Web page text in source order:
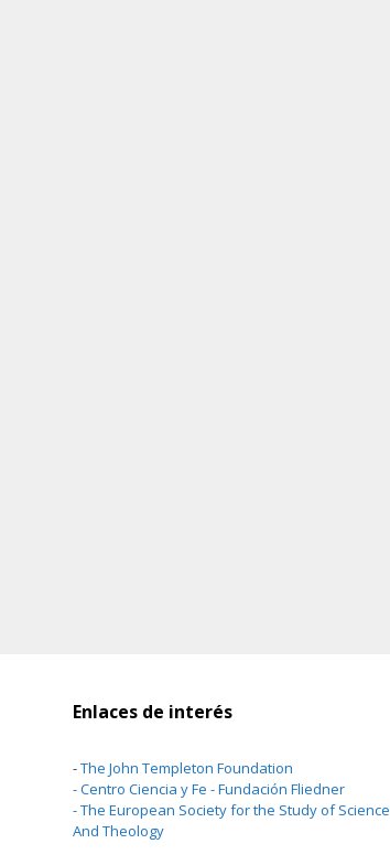
Enlaces de interés
-The John Templeton Foundation
-Centro Ciencia y Fe - Fundación Fliedner
-The European Society for the Study of Science
And Theology